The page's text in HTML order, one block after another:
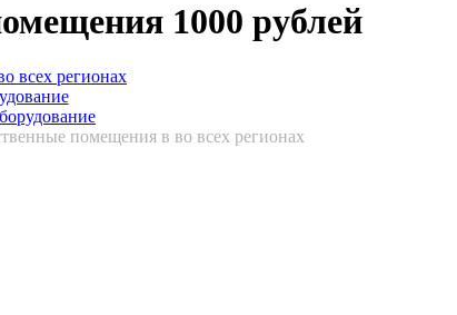
1000 рублей
всех регионах
помещения в во всех регионах